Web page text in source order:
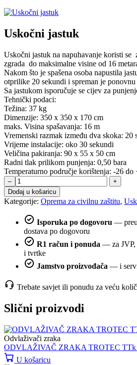
Uskočni jastuk
Uskočni jastuk na napuhavanje koristi se
zgrada do maksimalne visine od 16
Nakom što je spašena osoba napustila
otprilike 20 sekundi i spreman je ponovnu
Sa jastukom isporučuje se cijev za
Tehnički podaci:
Težina: 37 kg
Dimenzije: 350 x 350 x 170 cm
maks. Visina spašavanja: 16 m
Vremenski razmak između dva skoka: 20
Vrijeme instalacije: oko 30 sekundi
Veličina pakiranja: 90 x 55 x 50 cm
Radni tlak prilikom punjenja: 0,50 bara
Temperaturno područje korištenja: -26 do
Uskočni
jastuk
količina
–
+
Dodaj u košaricu
Kategorije: Oprema za civilnu zaštitu,
Isporuka po dogovoru —
dostava po dogovoru
R1 račun i ponuda — za JVP,
i tvrtke
Jamstvo proizvođača — i
Trebate savjet ili ponudu za veću
Slični proizvodi
Odvlaživači zraka
ODVLAŽIVAČ ZRAKA TROTEC TTk
U košaricu